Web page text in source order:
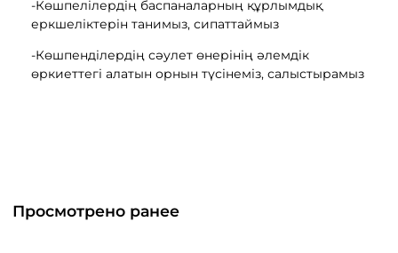
-Көшпелілердің баспаналарның құрлымдық
еркшеліктерін танимыз, сипаттаймыз
-Көшпенділердің сәулет өнерінің әлемдік
өркиеттегі алатын орнын түсінеміз, салыстырамыз
Просмотрено ранее